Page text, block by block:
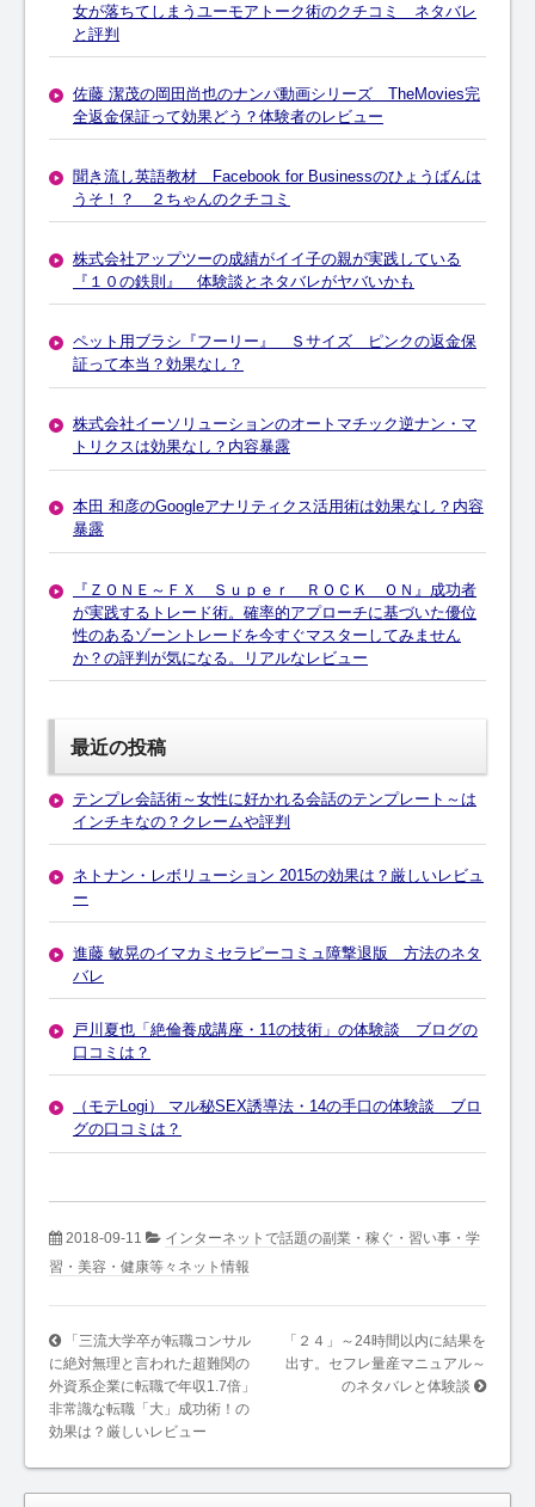
女が落ちてしまうユーモアトーク術のクチコミ ネタバレ
と評判
佐藤 潔茂の岡田尚也のナンパ動画シリーズ TheMovies完
全返金保証って効果どう？体験者のレビュー
聞き流し英語教材 Facebook for Businessのひょうばんは
うそ！？ ２ちゃんのクチコミ
株式会社アップツーの成績がイイ子の親が実践している
『１０の鉄則』 体験談とネタバレがヤバいかも
ペット用ブラシ『フーリー』 Ｓサイズ ピンクの返金保
証って本当？効果なし？
株式会社イーソリューションのオートマチック逆ナン・マ
トリクスは効果なし？内容暴露
本田 和彦のGoogleアナリティクス活用術は効果なし？内容
暴露
『ＺＯＮＥ～ＦＸ Ｓｕｐｅｒ ＲＯＣＫ ＯＮ』成功者
が実践するトレード術。確率的アプローチに基づいた優位
性のあるゾーントレードを今すぐマスターしてみません
か？の評判が気になる。リアルなレビュー
最近の投稿
テンプレ会話術～女性に好かれる会話のテンプレート～は
インチキなの？クレームや評判
ネトナン・レボリューション 2015の効果は？厳しいレビュ
ー
進藤 敏晃のイマカミセラピーコミュ障撃退版 方法のネタ
バレ
戸川夏也「絶倫養成講座・11の技術」の体験談 ブログの
口コミは？
（モテLogi） マル秘SEX誘導法・14の手口の体験談 ブロ
グの口コミは？
2018-09-11
インターネットで話題の副業・稼ぐ・習い事・学
習・美容・健康等々ネット情報
「三流大学卒が転職コンサル
に絶対無理と言われた超難関の
外資系企業に転職で年収1.7倍」
非常識な転職「大」成功術！の
効果は？厳しいレビュー
「２４」～24時間以内に結果を
出す。セフレ量産マニュアル～
のネタバレと体験談